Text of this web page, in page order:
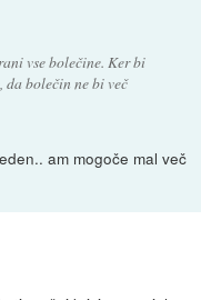
vse bolečine. Ker bi
bolečin ne bi več
am mogoče mal več